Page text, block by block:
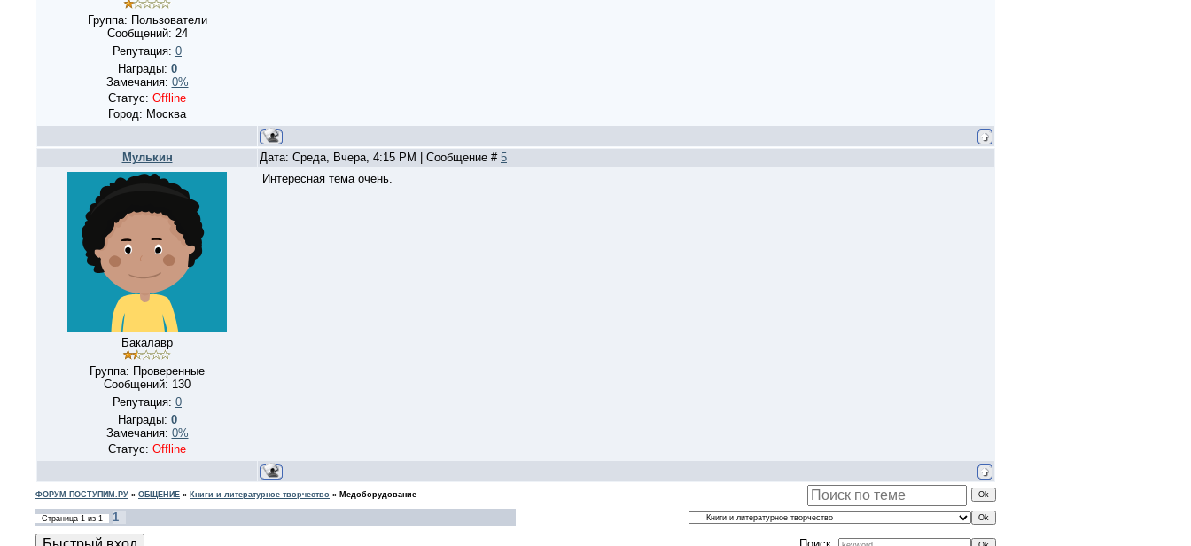
Группа: Пользователи
Сообщений: 24
Репутация: 0
Награды: 0
Замечания: 0%
Статус: Offline
Город: Москва
Мулькин Дата: Среда, Вчера, 4:15 PM | Сообщение # 5
Бакалавр
Группа: Проверенные
Сообщений: 130
Репутация: 0
Награды: 0
Замечания: 0%
Статус: Offline
Интересная тема очень.
ФОРУМ ПОСТУПИМ.РУ » ОБЩЕНИЕ » Книги и литературное творчество » Медоборудование
Страница 1 из 1
1